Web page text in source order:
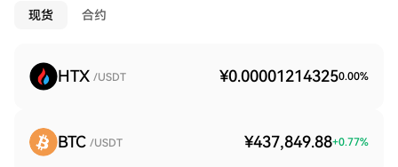
现货 合约
HTX /USDT ¥0.000012143250.00%
BTC /USDT ¥437,849.88+0.77%